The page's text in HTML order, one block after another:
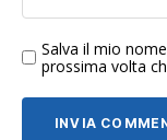
Salva il mio
prossima volta